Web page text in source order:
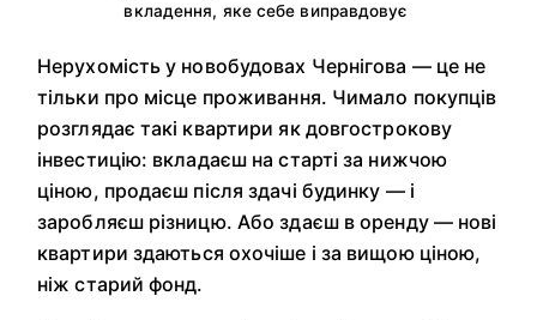
вкладення, яке себе виправдовує
Нерухомість у новобудовах Чернігова — це не
тільки про місце проживання. Чимало покупців
розглядає такі квартири як довгострокову
інвестицію: вкладаєш на старті за нижчою
ціною, продаєш після здачі будинку — і
заробляєш різницю. Або здаєш в оренду — нові
квартири здаються охочіше і за вищою ціною,
ніж старий фонд.